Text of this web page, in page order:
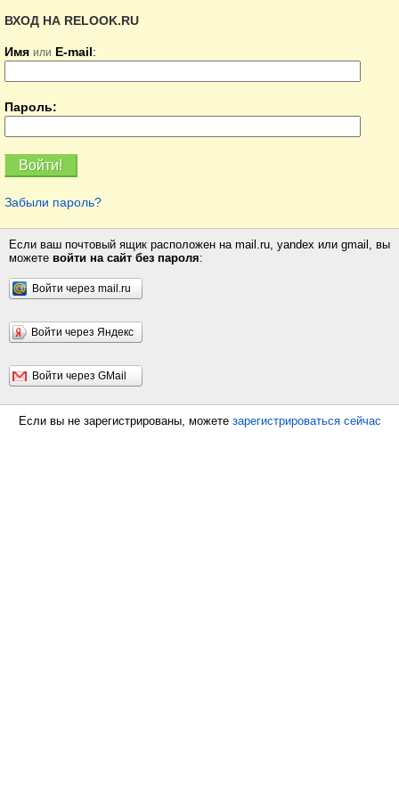
ВХОД НА RELOOK.RU
Имя или E-mail:
Пароль:
Забыли пароль?
Если ваш почтовый ящик расположен на mail.ru, yandex или gmail, вы
можете войти на сайт без пароля:
Войти через mail.ru
Войти через Яндекс
Войти через GMail
Если вы не зарегистрированы, можете зарегистрироваться сейчас